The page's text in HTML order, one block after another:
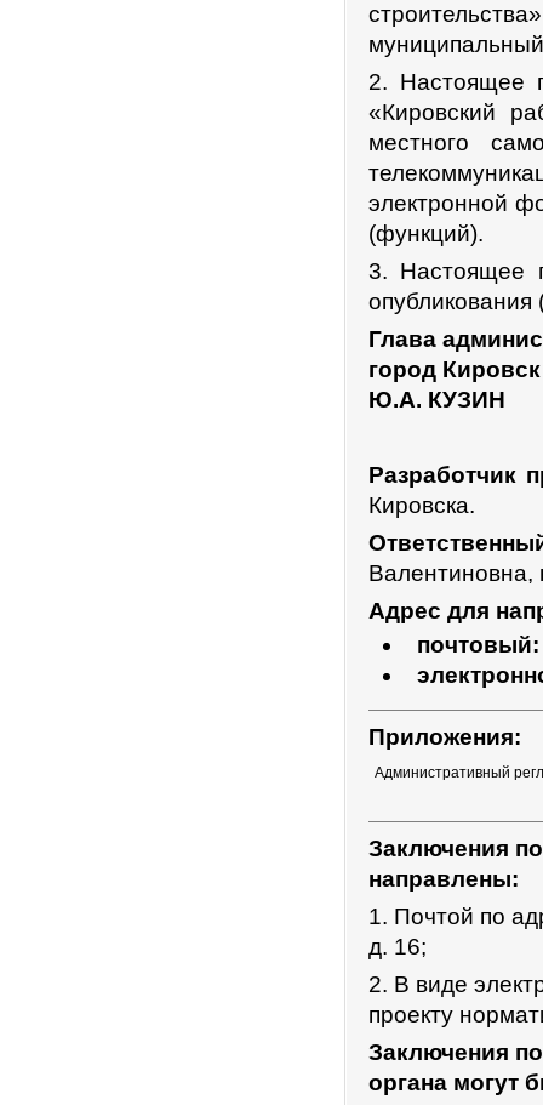
2. Настоящее
«Кировский
местного
электронной
(функций).
3. Настоящее
опубликования
Глава
город
Ю.А. КУЗИН
Разработчик
Кировска.
Валентиновна,
Адрес для
почтовый:
Приложения:
Административный
Заключения
направлены:
1. Почтой по
д. 16;
2. В виде
проекту
Заключения
органа могут